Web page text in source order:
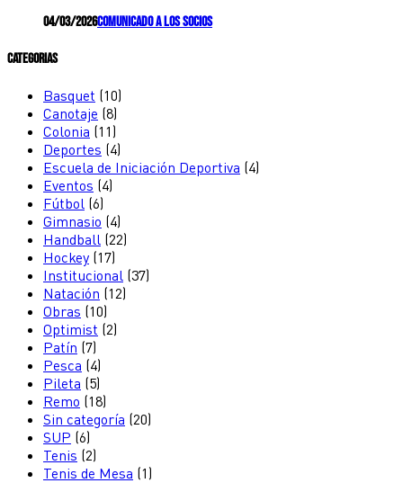
04/03/2026Comunicado a los socios
Categorias
Basquet (10)
Canotaje (8)
Colonia (11)
Deportes (4)
Escuela de Iniciación Deportiva (4)
Eventos (4)
Fútbol (6)
Gimnasio (4)
Handball (22)
Hockey (17)
Institucional (37)
Natación (12)
Obras (10)
Optimist (2)
Patín (7)
Pesca (4)
Pileta (5)
Remo (18)
Sin categoría (20)
SUP (6)
Tenis (2)
Tenis de Mesa (1)